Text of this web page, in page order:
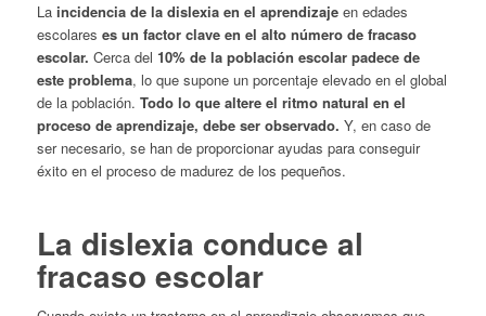
La incidencia de la dislexia en el aprendizajeen edades
escolares es un factor clave en el alto número de fracaso
escolar. Cerca del 10% de la población escolar padece de
este problema, lo que supone un porcentaje elevado en el global
de la población. Todo lo que altere el ritmo natural en el
proceso de aprendizaje, debe ser observado. Y, en caso de
ser necesario, se han de proporcionar ayudas para conseguir
éxito en el proceso de madurez de los pequeños.
La dislexia conduce al
fracaso escolar